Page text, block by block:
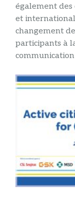
également
et
changement
participants à